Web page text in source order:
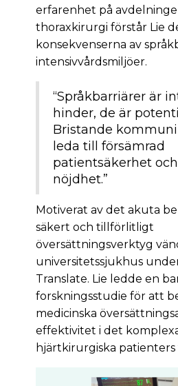
erfarenhet på
thoraxkirurgi förstår Lie
konsekvenserna av
intensivvårdsmiljöer.
“Språkbarriärer är
hinder, de är
Bristande
leda till försämrad
patientsäkerhet
nöjdhet.”
Motiverat av det akuta
säkert och tillförlitligt
översättningsverktyg
universitetssjukhus
Translate. Lie ledde en
forskningsstudie för att
medicinska
effektivitet i det
hjärtkirurgiska patienters